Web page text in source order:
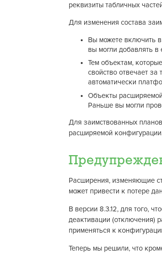
реквизиты табличных
Для изменения состава
Вы можете включить
вы могли добавлять в
Тем объектам,
свойство отвечает
автоматически
Объекты расширяемой
Раньше вы могли
Для заимствованных
расширяемой
Расширения, изменяющие
может привести к потере
В версии 8.3.12, для того,
деактивации (отключения)
применяться к
Теперь мы решили, что